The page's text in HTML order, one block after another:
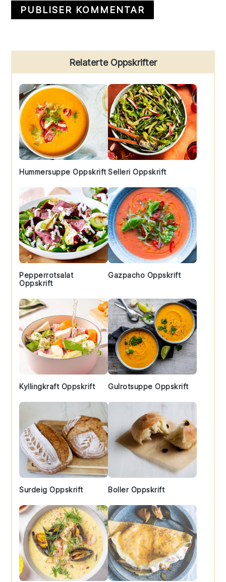
Sidebar
Relaterte Oppskrifter
Hummersuppe OppskriftSelleri Oppskrift
Pepperrotsalat
Oppskrift
Gazpacho Oppskrift
Kyllingkraft Oppskrift Gulrotsuppe Oppskrift
Surdeig Oppskrift Boller Oppskrift